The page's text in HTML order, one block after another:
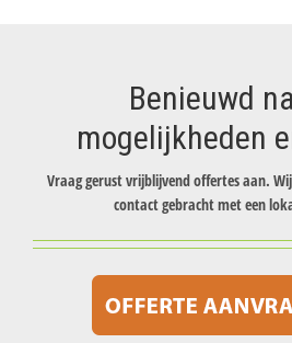
Benieuwd
mogelijkheden
Vraag gerust vrijblijvend offertes aan.
contact gebracht met een